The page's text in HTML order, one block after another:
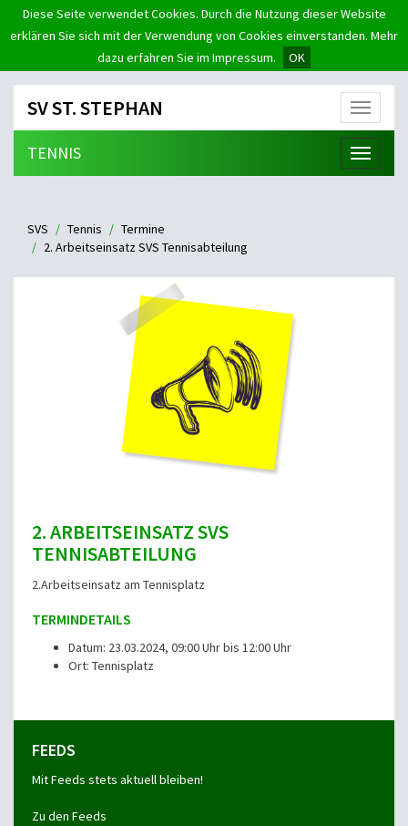
Diese Seite verwendet Cookies. Durch die Nutzung dieser Website
erklären Sie sich mit der Verwendung von Cookies einverstanden. Mehr
dazu erfahren Sie im Impressum.
OK
Menü
SV ST. STEPHAN
Menü
TENNIS
SVS Tennis
Termine
2. Arbeitseinsatz SVS Tennisabteilung
2. ARBEITSEINSATZ SVS
TENNISABTEILUNG
2.Arbeitseinsatz am Tennisplatz
TERMINDETAILS
Datum: 23.03.2024, 09:00 Uhr bis 12:00 Uhr
Ort: Tennisplatz
FEEDS
Mit Feeds stets aktuell bleiben!
Zu den Feeds